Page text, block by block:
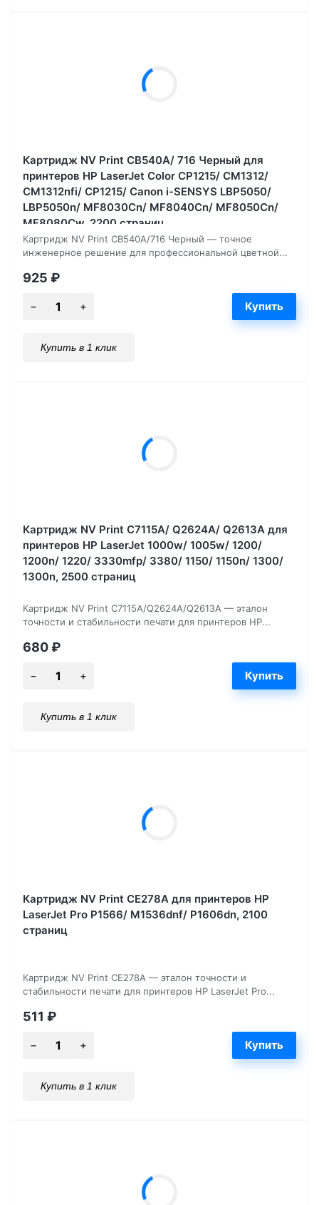
Картридж NV Print CB540A/ 716 Черный для
принтеров HP LaserJet Color CP1215/ CM1312/
CM1312nfi/ CP1215/ Canon i-SENSYS LBP5050/
LBP5050n/ MF8030Cn/ MF8040Cn/ MF8050Cn/
MF8080Cw, 2200 страниц
Картридж NV Print CB540A/716 Черный — точное
инженерное решение для профессиональной цветной...
925 ₽
Купить в 1 клик
Картридж NV Print C7115A/ Q2624A/ Q2613A для
принтеров HP LaserJet 1000w/ 1005w/ 1200/
1200n/ 1220/ 3330mfp/ 3380/ 1150/ 1150n/ 1300/
1300n, 2500 страниц
Картридж NV Print C7115A/Q2624A/Q2613A — эталон
точности и стабильности печати для принтеров HP...
680₽
Купить в 1 клик
Картридж NV Print CE278A для принтеров HP
LaserJet Pro P1566/ M1536dnf/ P1606dn, 2100
страниц
Картридж NV Print CE278A — эталон точности и
стабильности печати для принтеров HP LaserJet Pro...
511 ₽
Купить в 1 клик